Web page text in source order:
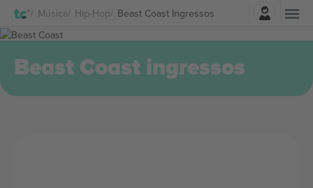
Música Hip-Hop Beast Coast Ingressos
Entrar
Beast Coast ingressos